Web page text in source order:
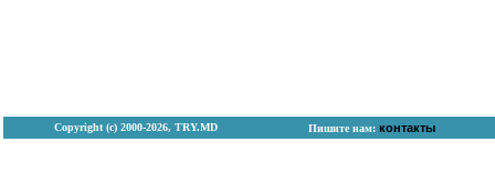
Copyright (с) 2000-2026, TRY.MD Пишите нам: контакты